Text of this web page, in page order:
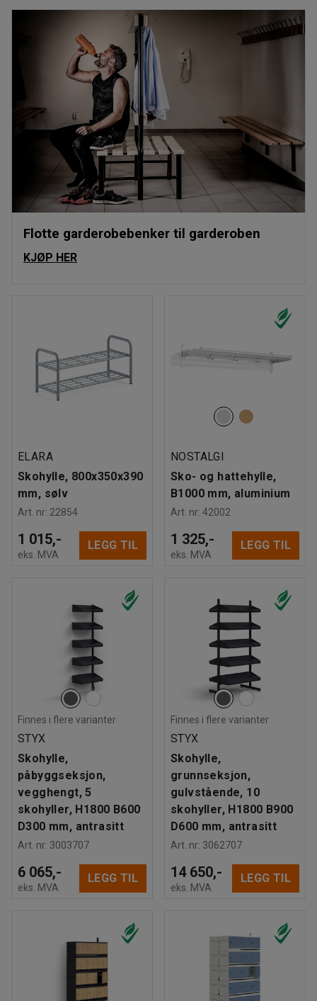
Flotte garderobebenker til garderoben
KJØP HER
ELARA
Skohylle, 800x350x390
mm, sølv
Art. nr: 22854
1 015,-
eks. MVA
LEGG TIL
NOSTALGI
Sko- og hattehylle,
B1000 mm, aluminium
Art. nr: 42002
1 325,-
eks. MVA
LEGG TIL
Finnes i flere varianter
STYX
Skohylle,
påbyggseksjon,
vegghengt, 5
skohyller, H1800 B600
D300 mm, antrasitt
Art. nr: 3003707
6 065,-
eks. MVA
LEGG TIL
Finnes i flere varianter
STYX
Skohylle,
grunnseksjon,
gulvstående, 10
skohyller, H1800 B900
D600 mm, antrasitt
Art. nr: 3062707
14 650,-
eks. MVA
LEGG TIL